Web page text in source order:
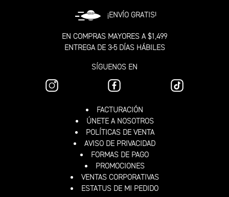
¡ENVÍO GRATIS!
EN COMPRAS MAYORES A $1,499
ENTREGA DE 3-5 DÍAS HÁBILES
SÍGUENOS EN
FACTURACIÓN
ÚNETE A NOSOTROS
POLÍTICAS DE VENTA
AVISO DE PRIVACIDAD
FORMAS DE PAGO
PROMOCIONES
VENTAS CORPORATIVAS
ESTATUS DE MI PEDIDO